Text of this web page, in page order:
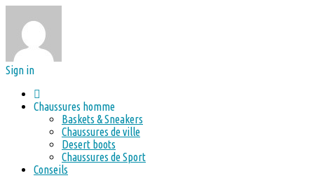
Sign in
Chaussures homme
Baskets & Sneakers
Chaussures de ville
Desert boots
Chaussures de Sport
Conseils